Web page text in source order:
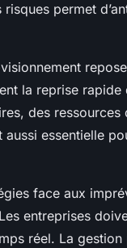
permet
la reprise
des
essentielle
face aux
entreprises
réel. La